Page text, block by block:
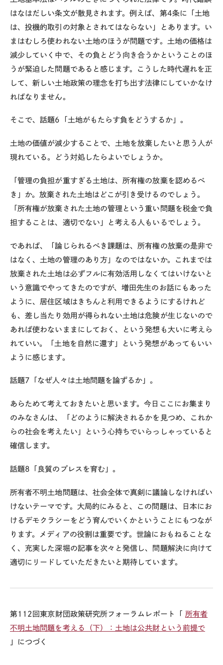
はなはだしい条文が散見されます。例えば、第4条に「土地
は、投機的取引の対象とされてはならない」とあります。い
まはむしろ使われない土地のほうが問題です。土地の価格は
減少していく中で、その負とどう向き合うかということのほ
うが緊迫した問題であると感じます。こうした時代遅れを正
して、新しい土地政策の理念を打ち出す法律にしていかなけ
ればなりません。
そこで、話題6「土地がもたらす負をどうするか」。
土地の価値が減少することで、土地を放棄したいと思う人が
現れている。どう対処したらよいでしょうか。
「管理の負担が重すぎる土地は、所有権の放棄を認めるべ
き」か。放棄された土地はどこが引き受けるのでしょう。
「所有権が放棄された土地の管理という重い問題を税金で負
担することは、適切でない」と考える人もいるでしょう。
であれば、「論じられるべき課題は、所有権の放棄の是非で
はなく、土地の管理のあり方」なのではないか。これまでは
放棄された土地は必ずフルに有効活用しなくてはいけないと
いう意識でやってきたのですが、増田先生のお話にもあった
ように、居住区域はきちんと利用できるようにするけれど
も、差し当たり効用が得られない土地は危険が生じないので
あれば使わないままにしておく、という発想も大いに考えら
れていい。「土地を自然に還す」という発想があってもいい
ように感じます。
話題7「なぜ人々は土地問題を論ずるか」。
あらためて考えておきたいと思います。今日ここにお集まり
のみなさんは、「どのように解決されるかを見つめ、これか
らの社会を考えたい」という心持ちでいらっしゃっていると
確信します。
話題8「良質のプレスを育む」。
所有者不明土地問題は、社会全体で真剣に議論しなければい
けないテーマです。大局的にみると、この問題は、日本にお
けるデモクラシーをどう育んでいくかということにもつなが
ります。メディアの役割は重要です。世論におもねることな
く、充実した深堀の記事を次々と発信し、問題解決に向けて
適切にリードしていただきたいと期待しています。
第112回東京財団政策研究所フォーラムレポート「 所有者
不明土地問題を考える（下）：土地は公共財という前提で
」につづく